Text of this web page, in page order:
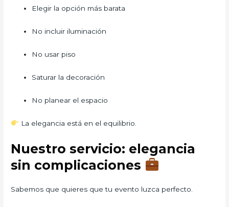
Elegir la opción más barata
No incluir iluminación
No usar piso
Saturar la decoración
No planear el espacio
La elegancia está en el equilibrio.
Nuestro servicio: elegancia
sin complicaciones
Sabemos que quieres que tu evento luzca perfecto.